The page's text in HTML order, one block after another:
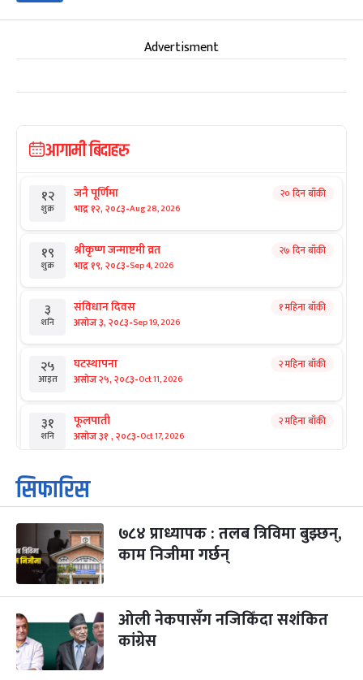
Advertisment
आगामी बिदाहरु
१२
शुक्र
जनै पूर्णिमा
भाद्र १२, २०८३-Aug 28, 2026
२० दिन बाँकी
१९
शुक्र
श्रीकृष्ण जन्माष्टमी व्रत
भाद्र १९, २०८३-Sep 4, 2026
२७ दिन बाँकी
३
शनि
संविधान दिवस
असोज ३, २०८३-Sep 19, 2026
१ महिना बाँकी
२५
आइत
घटस्थापना
असोज २५, २०८३-Oct 11, 2026
२ महिना बाँकी
३१
शनि
फूलपाती
असोज ३१ , २०८३-Oct 17, 2026
२ महिना बाँकी
१
आइत
कार्तिक सङ्क्रान्ति
कार्तिक १, २०८३
३
मंगल
महानवमी
कार्तिक ३, २०८३-Oct 20, 2026
२ महिना बाँकी
४
कार्तिक ४, २०८३ Oct 21, 2026
५
बिहि
पापा‌ङ्कुशा एकादशी व्रत
कार्तिक ५, २०८३
सिफारिस
७८४ प्राध्यापक : तलब त्रिविमा बुझ्छन्,
काम निजीमा गर्छन्
ओली नेकपासँग नजिकिँदा सशंकित
कांग्रेस